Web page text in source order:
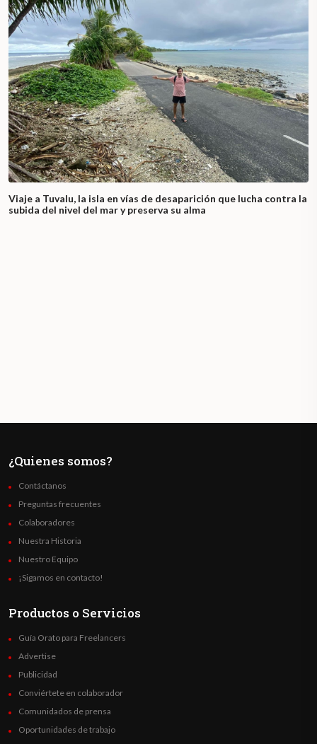
Viaje a Tuvalu, la isla en vías de desaparición que lucha contra la
subida del nivel del mar y preserva su alma
¿Quienes somos?
Contáctanos
Preguntas frecuentes
Colaboradores
Nuestra Historia
Nuestro Equipo
¡Sigamos en contacto!
Productos o Servicios
Guía Orato para Freelancers
Advertise
Publicidad
Conviértete en colaborador
Comunidados de prensa
Oportunidades de trabajo